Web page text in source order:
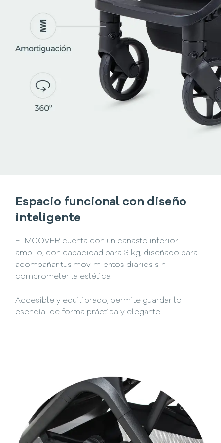
Espacio funcional con diseño
inteligente
El MOOVER cuenta con un canasto inferior
amplio, con capacidad para 3 kg, diseñado para
acompañar tus movimientos diarios sin
comprometer la estética.
Accesible y equilibrado, permite guardar lo
esencial de forma práctica y elegante.